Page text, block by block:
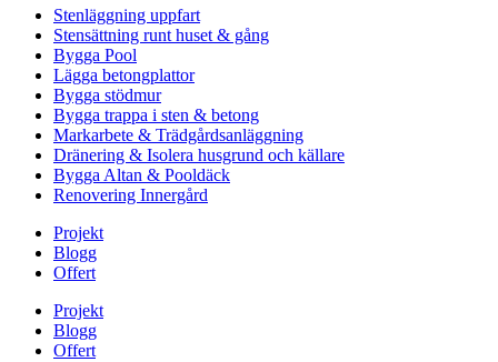
Stenläggning uppfart
Stensättning runt huset & gång
Bygga Pool
Lägga betongplattor
Bygga stödmur
Bygga trappa i sten & betong
Markarbete & Trädgårdsanläggning
Dränering & Isolera husgrund och källare
Bygga Altan & Pooldäck
Renovering Innergård
Projekt
Blogg
Offert
Projekt
Blogg
Offert